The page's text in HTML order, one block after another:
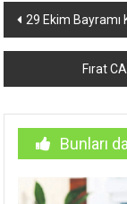
Yazı
dolaşımı
29 Ekim Bayramı
Fırat
Bunları